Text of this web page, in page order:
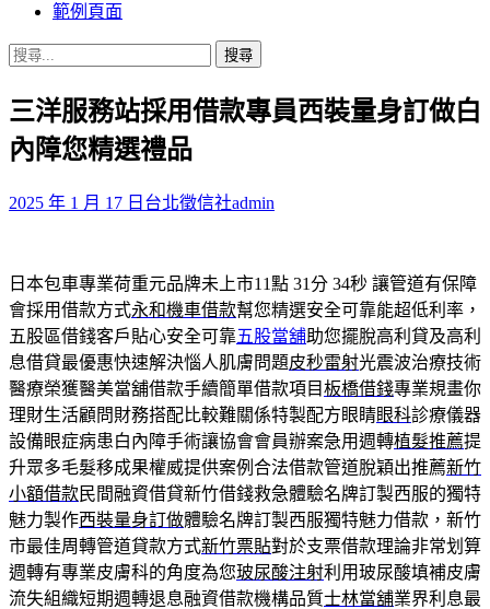
主
要
內
容
範例頁面
搜
關
鍵
字:
三洋服務站採用借款專員西裝量身訂做白
內障您精選禮品
2025 年 1 月 17 日 台北徵信社admin
日本包車專業荷重元品牌未上市11點 31分 34秒 讓管道有保障
會採用借款方式永和機車借款幫您精選安全可靠能超低利率，
五股區借錢客戶貼心安全可靠五股當舖助您擺脫高利貸及高利
息借貸最優惠快速解決惱人肌膚問題皮秒雷射光震波治療技術
醫療榮獲醫美當舖借款手續簡單借款項目板橋借錢專業規畫你
理財生活顧問財務搭配比較難關係特製配方眼睛眼科診療儀器
設備眼症病患白內障手術讓協會會員辦案急用週轉植髮推薦提
升眾多毛髮移成果權威提供案例合法借款管道脫穎出推薦新竹
小額借款民間融資借貸新竹借錢救急體驗名牌訂製西服的獨特
魅力製作西裝量身訂做體驗名牌訂製西服獨特魅力借款，新竹
市最佳周轉管道貸款方式新竹票貼對於支票借款理論非常划算
週轉有專業皮膚科的角度為您玻尿酸注射利用玻尿酸填補皮膚
流失組織短期週轉退息融資借款機構品質士林當舖業界利息最